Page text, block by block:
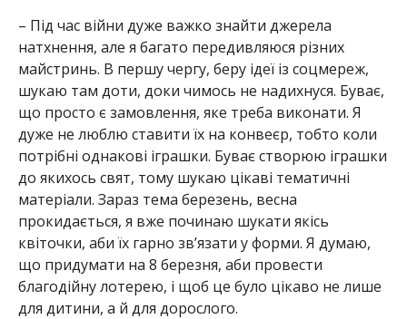
– Під час війни дуже важко знайти джерела
натхнення, але я багато передивляюся різних
майстринь. В першу чергу, беру ідеї із соцмереж,
шукаю там доти, доки чимось не надихнуся. Буває,
що просто є замовлення, яке треба виконати. Я
дуже не люблю ставити їх на конвеєр, тобто коли
потрібні однакові іграшки. Буває створюю іграшки
до якихось свят, тому шукаю цікаві тематичні
матеріали. Зараз тема березень, весна
прокидається, я вже починаю шукати якісь
квіточки, аби їх гарно зв’язати у форми. Я думаю,
що придумати на 8 березня, аби провести
благодійну лотерею, і щоб це було цікаво не лише
для дитини, а й для дорослого.